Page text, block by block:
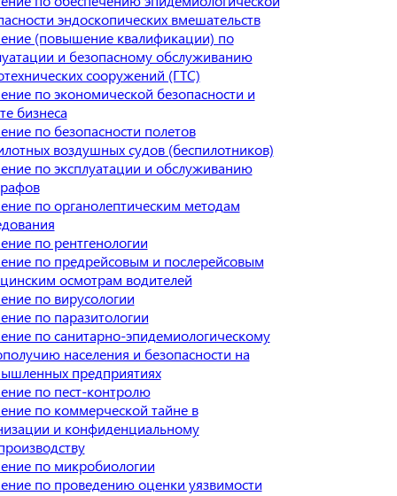
эндоскопических вмешательств
(повышение квалификации) по
и безопасному обслуживанию
сооружений (ГТС)
по экономической безопасности и
бизнеса
по безопасности полетов
воздушных судов (беспилотников)
по эксплуатации и обслуживанию
по органолептическим методам
по рентгенологии
по предрейсовым и послерейсовым
осмотрам водителей
по вирусологии
по паразитологии
по санитарно-эпидемиологическому
населения и безопасности на
предприятиях
по пест-контролю
по коммерческой тайне в
и конфиденциальному
по микробиологии
по проведению оценки уязвимости